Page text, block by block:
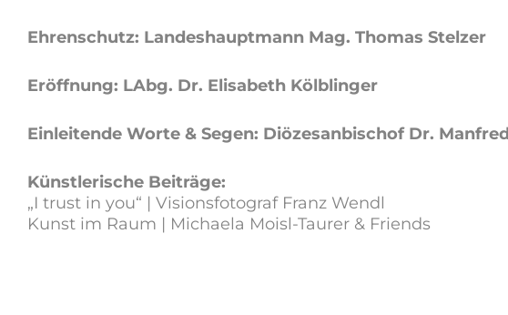
Ehrenschutz: Landeshauptmann Mag. Thomas Stelzer
Eröffnung: LAbg. Dr. Elisabeth Kölblinger
Einleitende Worte & Segen: Diözesanbischof Dr.
Künstlerische Beiträge:
„I trust in you“ | Visionsfotograf Franz Wendl
Kunst im Raum | Michaela Moisl-Taurer & Friends